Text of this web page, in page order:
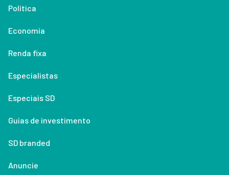
Política
Economia
Renda fixa
Especialistas
Especiais SD
Guias de investimento
SD branded
Anuncie